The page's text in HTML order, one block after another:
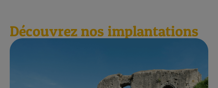
Découvrez nos implantations